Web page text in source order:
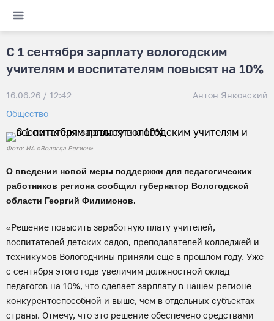
С 1 сентября зарплату вологодским
учителям и воспитателям повысят на 10%
16.06.26 / 12:42
Антон Янковский
Общество
Фото: ИА «Вологда Регион»
О введении новой меры поддержки для педагогических
работников региона сообщил губернатор Вологодской
области Георгий Филимонов.
«Решение повысить заработную плату учителей,
воспитателей детских садов, преподавателей колледжей и
техникумов Вологодчины приняли еще в прошлом году. Уже
с сентября этого года увеличим должностной оклад
педагогов на 10%, что сделает зарплату в нашем регионе
конкурентоспособной и выше, чем в отдельных субъектах
страны. Отмечу, что это решение обеспечено средствами